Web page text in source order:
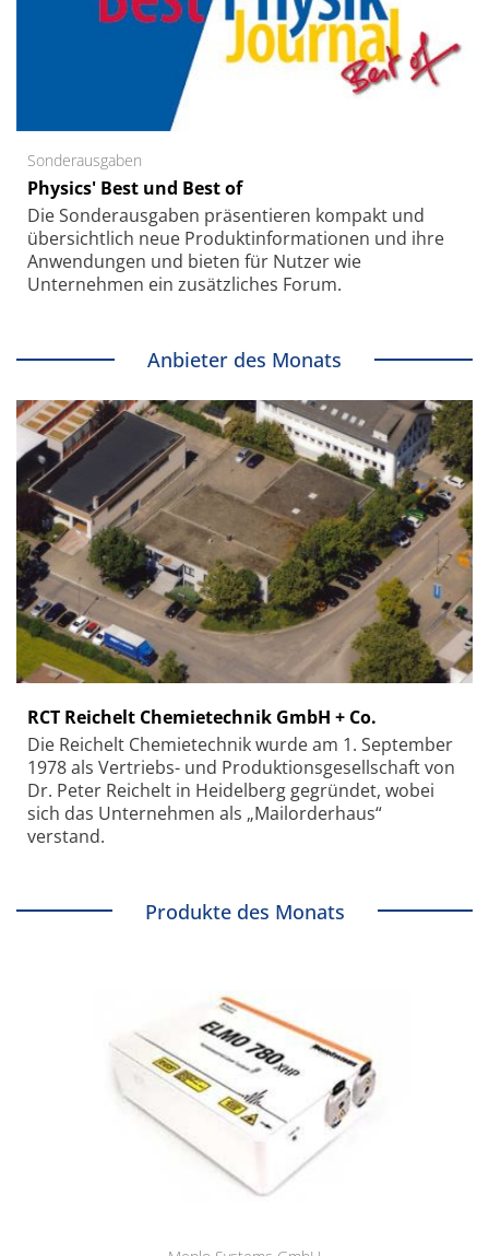
Sonderausgaben
Physics' Best und Best of
Die Sonder­ausgaben präsentieren kompakt und
übersichtlich neue Produkt­informationen und ihre
Anwendungen und bieten für Nutzer wie
Unternehmen ein zusätzliches Forum.
Anbieter des Monats
RCT Reichelt Chemietechnik GmbH + Co.
Die Reichelt Chemietechnik wurde am 1. September
1978 als Vertriebs- und Produktionsgesellschaft von
Dr. Peter Reichelt in Heidelberg gegründet, wobei
sich das Unternehmen als „Mailorderhaus“
verstand.
Produkte des Monats